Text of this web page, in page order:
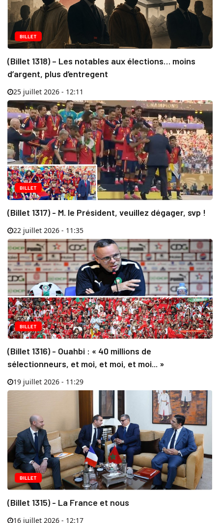
BILLET
(Billet 1318) – Les notables aux élections… moins
d’argent, plus d’entregent
25 juillet 2026 - 12:11
BILLET
(Billet 1317) - M. le Président, veuillez dégager, svp !
22 juillet 2026 - 11:35
BILLET
(Billet 1316) - Ouahbi : « 40 millions de
sélectionneurs, et moi, et moi, et moi... »
19 juillet 2026 - 11:29
BILLET
(Billet 1315) - La France et nous
16 juillet 2026 - 12:17